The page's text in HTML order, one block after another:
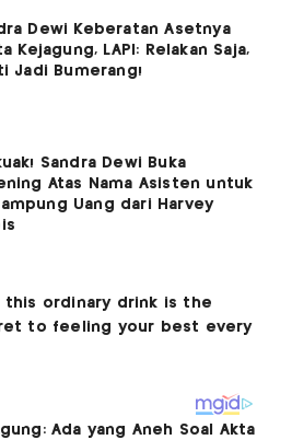
Dewi Keberatan Asetnya
Kejagung, LAPI: Relakan Saja,
Jadi Bumerang!
Sandra Dewi Buka
Atas Nama Asisten untuk
Uang dari Harvey
Ada yang Aneh Soal Akta